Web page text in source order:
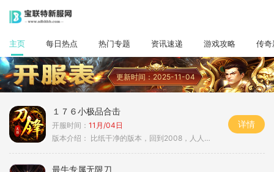
主页 每日热点 热门专题 资讯速递 游戏攻略 传奇
更新时间：2025-11-04
１７６小极品合击
开服时间： 11月/04日
版本介绍： 比纸干净的版本，回到2008，人人平等
详情
最牛专属无限刀